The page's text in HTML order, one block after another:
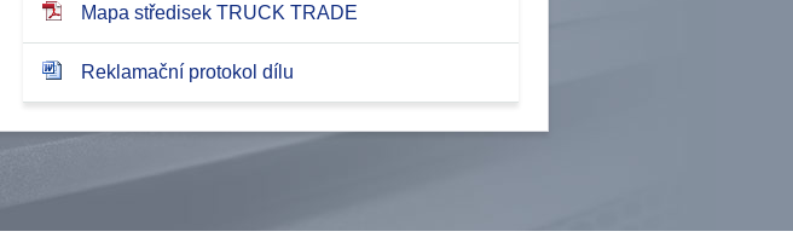
Mapa středisek TRUCK TRADE
Reklamační protokol dílu